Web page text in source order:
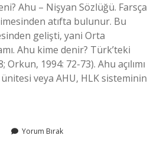
Ahu – Nişyan Sözlüğü. Farsça
gelişti, yani Orta
Ahu kime denir? Türk’teki
Orkun, 1994: 72-73). Ahu açılımı
veya AHU, HLK sisteminin
Yorum Bırak